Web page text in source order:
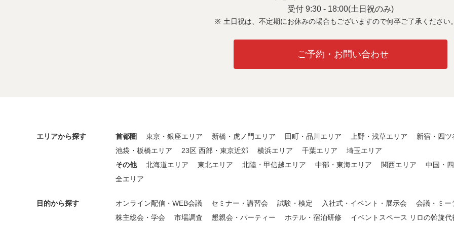
受付 9:30 - 18:00(土日祝のみ)
土日祝は、不定期にお休みの場合も ございますので何卒ご了承ください
ご予約・お問い合わせ
エリアから探す 首都圏 東京・銀座エリア 新橋・虎ノ門エリア 田町・品川エリア 上野・浅草エリア
新宿・四
池袋・板橋エリア
23区 西部・東京近郊 横浜エリア 千葉エリア
埼玉エリア
その他
北海道エリア 東北エリア 北陸・甲信越エリア 中部・東海エリア 関西エリア
中国・
全エリア
目的から探す オンライン配信・WEB会議 セミナー・講習会 試験・検定 入社式・イベント・展示会
会議・ミー
株主総会・学会
市場調査 懇親会・パーティー ホテル・宿泊研修 イベントスペース リロの斡旋代